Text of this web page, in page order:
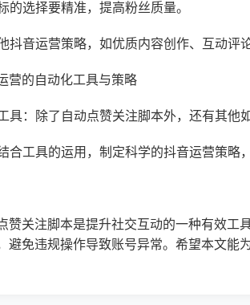
的选择要精准，提高粉丝质量。
抖音运营策略，如优质内容创作、互动评
营的自动化工具与策略
具：除了自动点赞关注脚本外，还有其他
合工具的运用，制定科学的抖音运营策略
赞关注脚本是提升社交互动的一种有效工
避免违规操作导致账号异常。希望本文能